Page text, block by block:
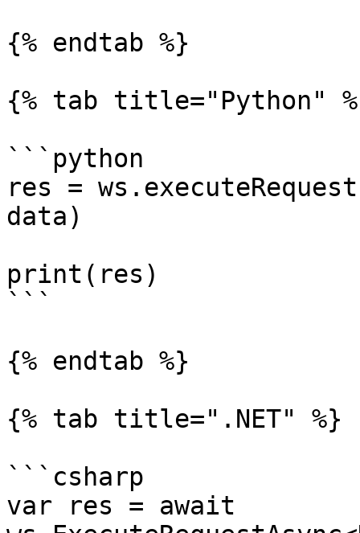
{% endtab %}
{% tab title="Python"
```python
res =
data)
print(res)
```
{% endtab %}
{% tab title=".NET" %}
```csharp
var res = await